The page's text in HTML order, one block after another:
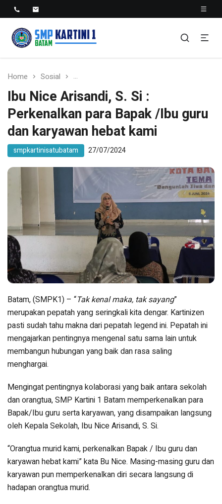
Home Sosial Ibu Nice Arisandi, S. Si : Perkenalkan
Ibu Nice Arisandi, S. Si :
Perkenalkan para Bapak /Ibu guru
dan karyawan hebat kami
smpkartinisatubatam 27/07/2024
Batam, (SMPK1) – “Tak kenal maka, tak sayang”
merupakan pepatah yang seringkali kita dengar. Kartinizen
pasti sudah tahu makna dari pepatah legend ini. Pepatah ini
mengajarkan pentingnya mengenal satu sama lain untuk
membangun hubungan yang baik dan rasa saling
menghargai.
Mengingat pentingnya kolaborasi yang baik antara sekolah
dan orangtua, SMP Kartini 1 Batam memperkenalkan para
Bapak/Ibu guru serta karyawan, yang disampaikan langsung
oleh Kepala Sekolah, Ibu Nice Arisandi, S. Si.
“Orangtua murid kami, perkenalkan Bapak / Ibu guru dan
karyawan hebat kami” kata Bu Nice. Masing-masing guru dan
karyawan pun memperkenalkan diri secara langsung di
hadapan orangtua murid.